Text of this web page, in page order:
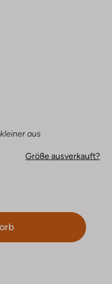
aus
Größe ausverkauft?